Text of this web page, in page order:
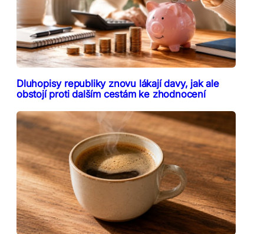
Dluhopisy republiky znovu lákají davy, jak ale
obstojí proti dalším cestám ke zhodnocení